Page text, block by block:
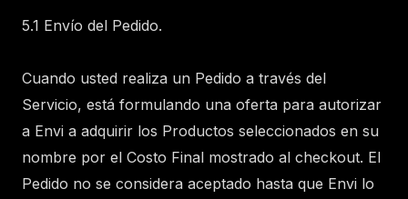
5.1 Envío del Pedido.
Cuando usted realiza un Pedido a través del
Servicio, está formulando una oferta para autorizar
a Envi a adquirir los Productos seleccionados en su
nombre por el Costo Final mostrado al checkout. El
Pedido no se considera aceptado hasta que Envi lo